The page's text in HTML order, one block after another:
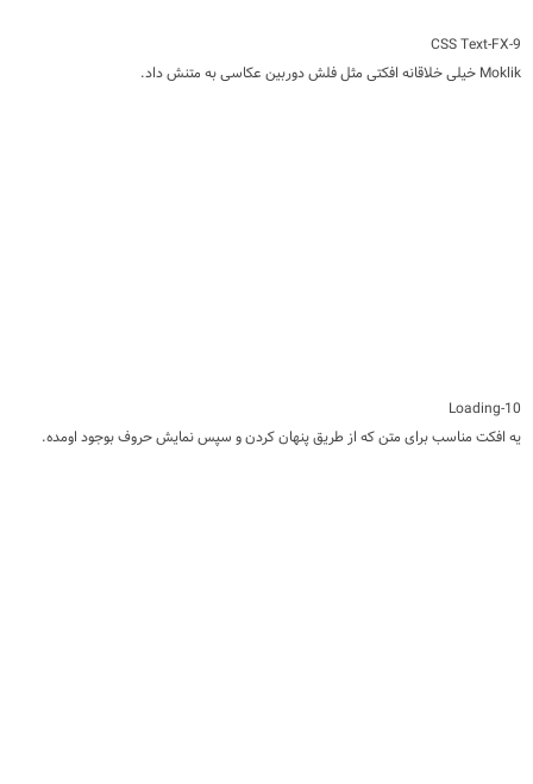
9-CSS Text-FX
Moklik خیلی خلاقانه افکتی مثل فلش دوربین عکاسی به متنش داد.
10-Loading
یه افکت مناسب برای متن که از طریق پنهان کردن و سپس نمایش حروف بوجود اومده.